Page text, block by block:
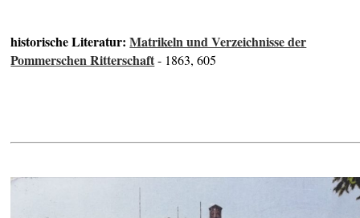
historische Literatur:Matrikeln und Verzeichnisse der
Pommerschen Ritterschaft- 1863, 605